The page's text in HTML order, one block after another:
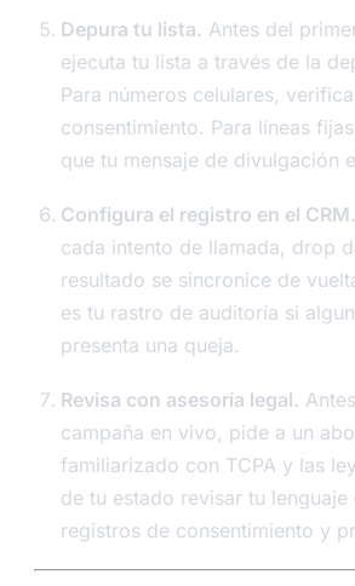
Depura tu lista. Antes del
ejecuta tu lista a través de la
Para números celulares,
consentimiento. Para líneas
que tu mensaje de divulgación
Configura el registro en el CRM.
cada intento de llamada, drop
resultado se sincronice de
es tu rastro de auditoría si
presenta una queja.
Revisa con asesoría legal.
campaña en vivo, pide a un
familiarizado con TCPA y las
de tu estado revisar tu
registros de consentimiento y